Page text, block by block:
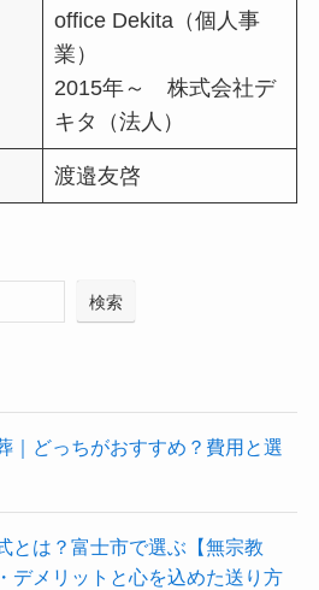
office Dekita（個人事
業）
2015年～ 株式会社デ
キタ（法人）
渡邉友啓
検索
｜どっちがおすすめ？費用と選
とは？富士市で選ぶ【無宗教
デメリットと心を込めた送り方